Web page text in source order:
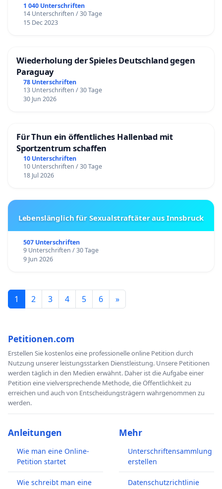
1 040 Unterschriften
14 Unterschriften / 30 Tage
15 Dec 2023
Wiederholung der Spieles Deutschland gegen
Paraguay
78 Unterschriften
13 Unterschriften / 30 Tage
30 Jun 2026
Für Thun ein öffentliches Hallenbad mit
Sportzentrum schaffen
10 Unterschriften
10 Unterschriften / 30 Tage
18 Jul 2026
Lebenslänglich für Sexualstraftäter aus Innsbruck
507 Unterschriften
9 Unterschriften / 30 Tage
9 Jun 2026
1 2 3 4 5 6 »
Petitionen.com
Erstellen Sie kostenlos eine professionelle online Petition durch
Nutzung unserer leistungsstarken Dienstleistung. Unsere Petitionen
werden täglich in den Medien erwähnt. Daher ist die Aufgabe einer
Petition eine vielversprechende Methode, die Öffentlichkeit zu
erreichen und auch von Entscheidungsträgern wahrgenommen zu
werden.
Anleitungen
Wie man eine Online-
Petition startet
Wie schreibt man eine
Mehr
Unterschriftensammlung
erstellen
Datenschutzrichtlinie